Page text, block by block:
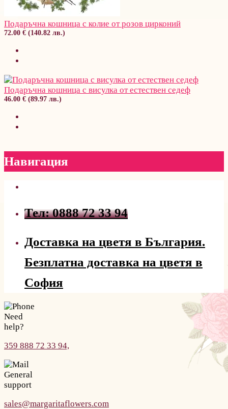
Подаръчна кошница с колие от розов цирконий
72.00 € (140.82 лв.)
Подаръчна кошница с висулка от естествен седеф
46.00 € (89.97 лв.)
Навигация
Тел: 0888 72 33 94
Доставка на цветя в България.
Безплатна доставка на цветя в
София
Need
help?
359 888 72 33 94,
General
support
sales@margaritaflowers.com